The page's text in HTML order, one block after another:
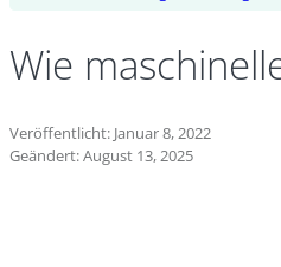
Wie
Veröffentlicht: Januar 8, 2022
Geändert: August 13, 2025